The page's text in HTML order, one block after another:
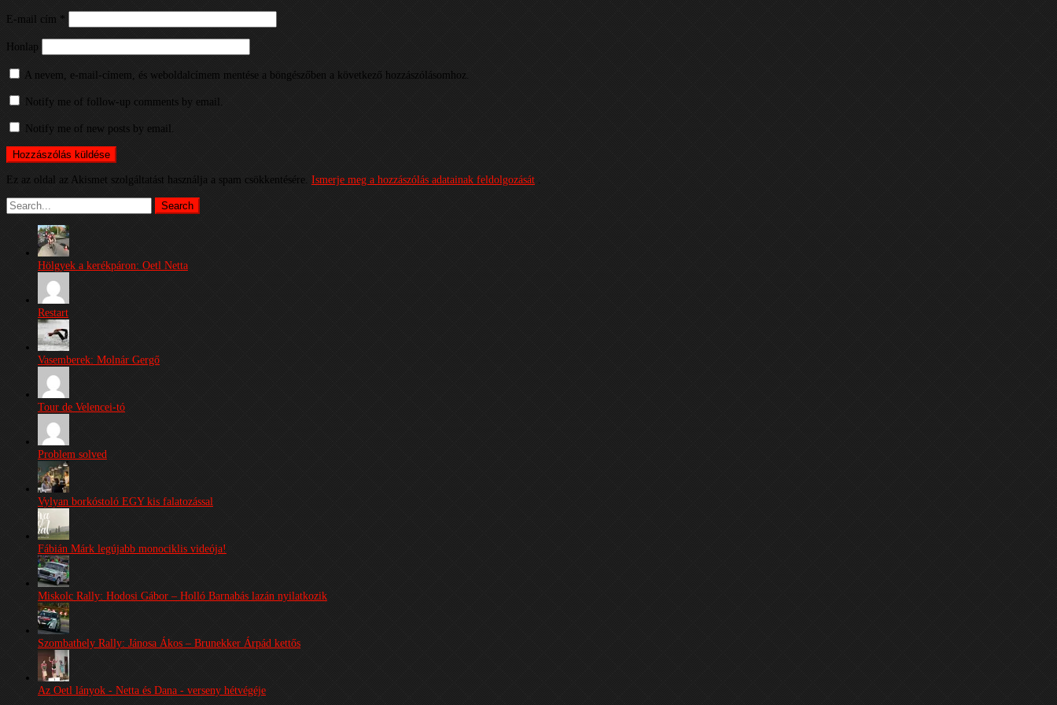
E-mail cím *
Honlap
A nevem, e-mail-címem, és weboldalcímem mentése a böngészőben a következő hozzászólásomhoz.
Notify me of follow-up comments by email.
Notify me of new posts by email.
Ez az oldal az Akismet szolgáltatást használja a spam csökkentésére. Ismerje meg a hozzászólás adatainak feldolgozását .
Hölgyek a kerékpáron: Oetl Netta
Restart
Vasemberek: Molnár Gergő
Tour de Velencei-tó
Problem solved
Vylyan borkóstoló EGY kis falatozással
Fábián Márk legújabb monociklis videója!
Miskolc Rally: Hodosi Gábor – Holló Barnabás lazán nyilatkozik
Szombathely Rally: Jánosa Ákos – Brunekker Árpád kettős
Az Oetl lányok - Netta és Dana - verseny hétvégéje